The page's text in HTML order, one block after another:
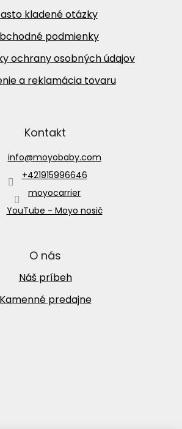
kladené otázky
podmienky
ochrany osobných údajov
a reklamácia tovaru
Kontakt
info@moyobaby.com
+421915996646
moyocarrier
YouTube - Moyo nosič
O nás
Náš príbeh
Kamenné predajne